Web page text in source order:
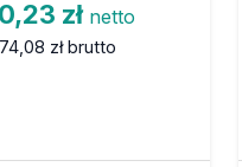
zł netto
74,08 zł brutto